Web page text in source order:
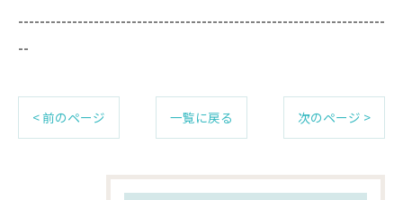
--------------------------------------------------------------------
--
< 前のページ 一覧に戻る 次のページ >